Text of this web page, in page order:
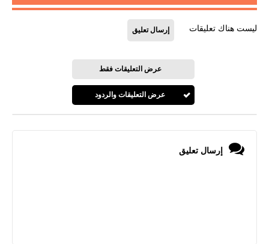
ليست هناك تعليقات إرسال تعليق
عرض التعليقات فقط
عرض التعليقات والردود
إرسال تعليق